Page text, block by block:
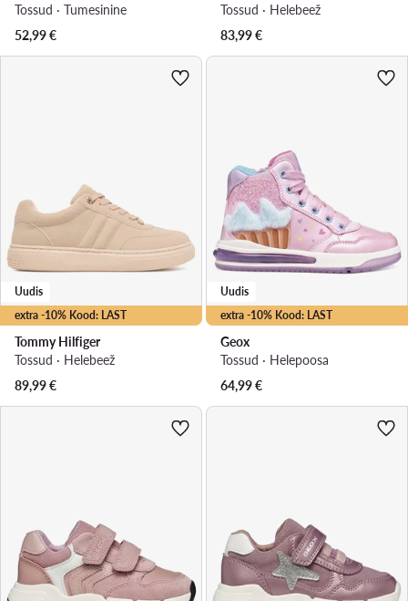
Tossud · Tumesinine
52,99€
Tossud · Helebeež
83,99€
extra -10% Kood: LAST
Uudis
Tommy Hilfiger
Tossud · Helebeež
89,99€
extra -10% Kood: LAST
Uudis
Geox
Tossud · Heleроosa
64,99€